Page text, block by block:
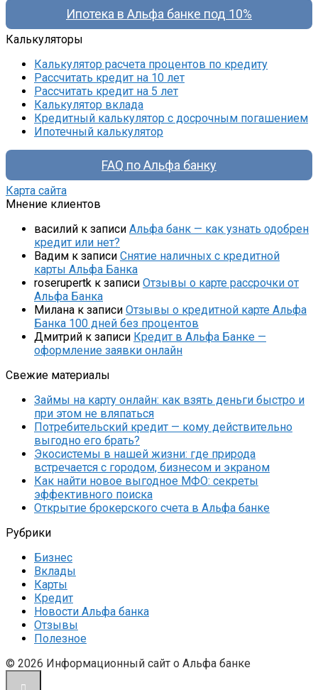
Ипотека в Альфа банке под 10%
Калькуляторы
Калькулятор расчета процентов по кредиту
Рассчитать кредит на 10 лет
Рассчитать кредит на 5 лет
Калькулятор вклада
Кредитный калькулятор с досрочным погашением
Ипотечный калькулятор
FAQ по Альфа банку
Карта сайта
Мнение клиентов
василий к записи Альфа банк — как узнать одобрен
кредит или нет?
Вадим к записи Снятие наличных с кредитной
карты Альфа Банка
roserupertk к записи Отзывы о карте рассрочки от
Альфа Банка
Милана к записи Отзывы о кредитной карте Альфа
Банка 100 дней без процентов
Дмитрий к записи Кредит в Альфа Банке —
оформление заявки онлайн
Свежие материалы
Займы на карту онлайн: как взять деньги быстро и
при этом не вляпаться
Потребительский кредит — кому действительно
выгодно его брать?
Экосистемы в нашей жизни: где природа
встречается с городом, бизнесом и экраном
Как найти новое выгодное МФО: секреты
эффективного поиска
Открытие брокерского счета в Альфа банке
Рубрики
Бизнес
Вклады
Карты
Кредит
Новости Альфа банка
Отзывы
Полезное
© 2026 Информационный сайт о Альфа банке